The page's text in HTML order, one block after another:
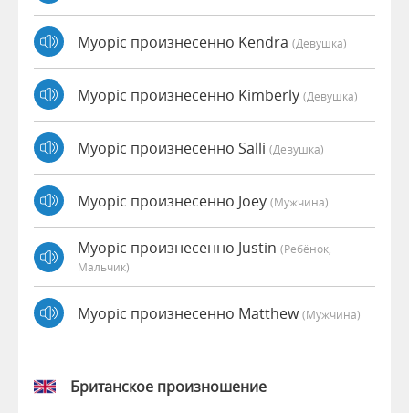
Myopic произнесенно Kendra (девушка)
Myopic произнесенно Kimberly (девушка)
Myopic произнесенно Salli (девушка)
Myopic произнесенно Joey (мужчина)
Myopic произнесенно Justin (Ребёнок,
Мальчик)
Myopic произнесенно Matthew(мужчина)
Британское произношение